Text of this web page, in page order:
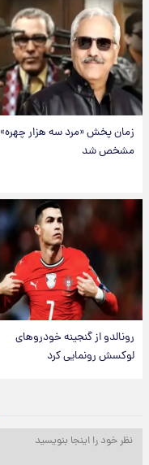
زمان پخش «مرد سه هزار چهره»
مشخص شد
رونالدو از گنجینه خودروهای
لوکسش رونمایی کرد